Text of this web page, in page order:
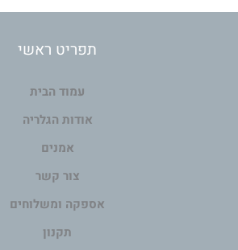
תפריט ראשי
עמוד הבית
אודות הגלריה
אמנים
צור קשר
אספקה ומשלוחים
תקנון